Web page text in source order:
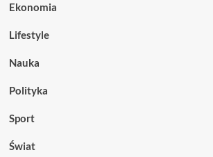
Ekonomia
Lifestyle
Nauka
Polityka
Sport
Świat